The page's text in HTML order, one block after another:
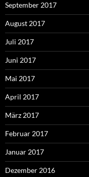
September 2017
August 2017
Juli 2017
Juni 2017
Mai 2017
April 2017
März 2017
Februar 2017
Januar 2017
Dezember 2016